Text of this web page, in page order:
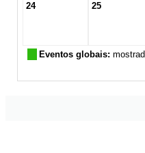
24 25
Eventos globais: